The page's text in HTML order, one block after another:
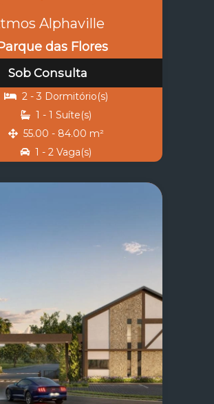
Alphaville
das Flores
Sob Consulta
2 - 3 Dormitório(s)
1 - 1 Suíte(s)
55.00 - 84.00 m²
1 - 2 Vaga(s)